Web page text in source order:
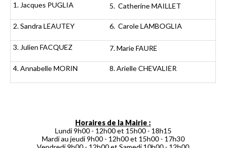
1. Jacques PUGLIA 5. Catherine MAILLET
2. Sandra LEAUTEY 6. Carole LAMBOGLIA
3. Julien FACQUEZ 7. Marie FAURE
4. Annabelle MORIN 8. Arielle CHEVALIER
Horaires de la Mairie :
Lundi 9h00 - 12h00 et 15h00 - 18h15
Mardi au jeudi 9h00 - 12h00 et 15h00 - 17h30